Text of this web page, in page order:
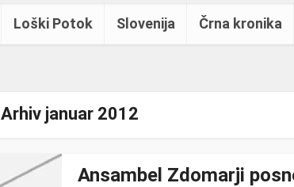
Loški Potok Slovenija Črna kronika
Arhiv januar 2012
Ansambel Zdomarji